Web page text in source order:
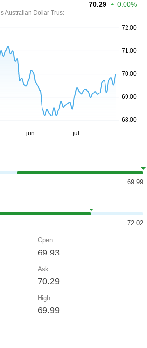
Australian Dollar Trust
70.29 0.00%
69.99
72.02
Open
69.93
Ask
70.29
High
69.99